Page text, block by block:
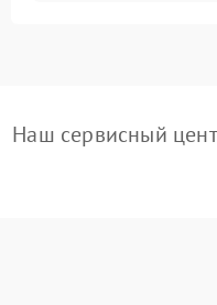
Наш сервисный